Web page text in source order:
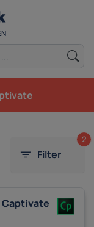
Filter
2
Captivate